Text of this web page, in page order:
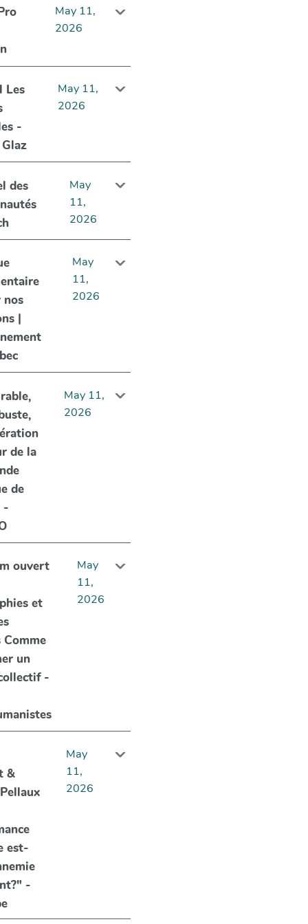
May 11,
2026
Les
-
May 11,
2026
des
May
11,
2026
|
May
11,
2026
de la
de
-
May 11,
2026
ouvert
et
Comme
un
-
May
11,
2026
&
est-
-
May
11,
2026